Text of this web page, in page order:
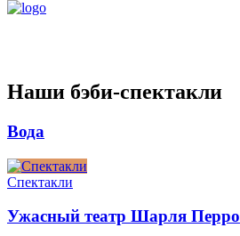
Наши бэби-спектакли
Вода
Спектакли
Ужасный театр Шарля Перро